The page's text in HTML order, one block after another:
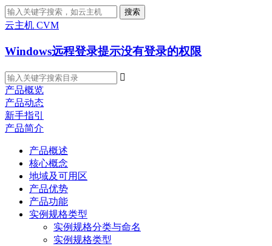
搜索
云主机 CVM
Windows远程登录提示没有登录的权限

产品概览
产品动态
新手指引
产品简介
产品概述
核心概念
地域及可用区
产品优势
产品功能
实例规格类型
实例规格分类与命名
实例规格类型